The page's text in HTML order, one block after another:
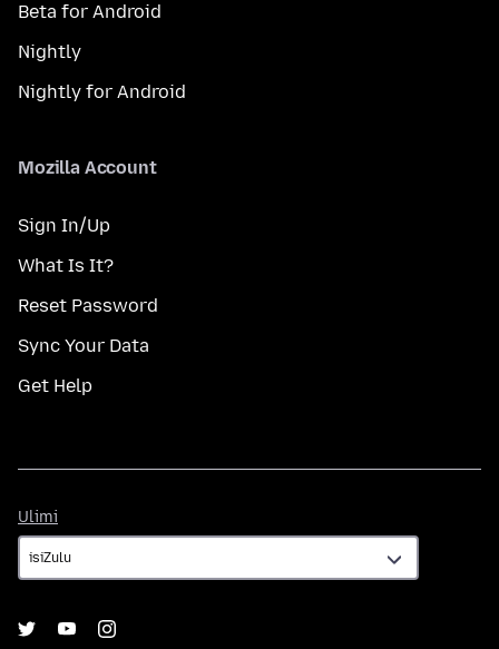
Beta for Android
Nightly
Nightly for Android
Mozilla Account
Sign In/Up
What Is It?
Reset Password
Sync Your Data
Get Help
Ulimi